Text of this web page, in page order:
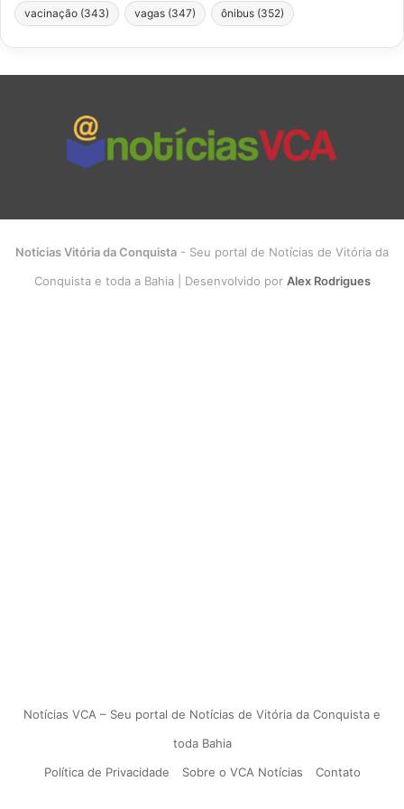
vacinação (343) vagas (347) ônibus (352)
Notícias Vitória da Conquista - Seu portal de Notícias de Vitória da
Conquista e toda a Bahia | Desenvolvido por Alex Rodrigues
Notícias VCA – Seu portal de Notícias de Vitória da Conquista e
toda Bahia
Política de Privacidade
Sobre o VCA Notícias Contato